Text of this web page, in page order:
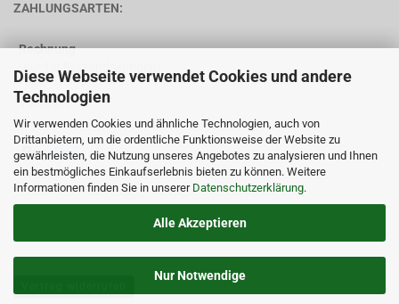
Diese Webseite verwendet Cookies und andere
Technologien
Wir verwenden Cookies und ähnliche Technologien, auch von
Drittanbietern, um die ordentliche Funktionsweise der Website zu
gewährleisten, die Nutzung unseres Angebotes zu analysieren und Ihnen
ein bestmögliches Einkaufserlebnis bieten zu können. Weitere
Informationen finden Sie in unserer Datenschutzerklärung.
Alle Akzeptieren
Nur Notwendige
ZAHLUNGSARTEN:
Rechnung
(nur für Bestandskunden)
Vorkasse